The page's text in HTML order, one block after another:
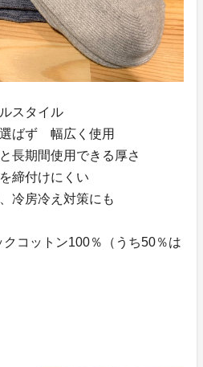
スタイル
ばず 幅広く使用
長期間使用できる厚さ
締付けにくい
冷房冷え対策にも
クコットン100％（うち50％は